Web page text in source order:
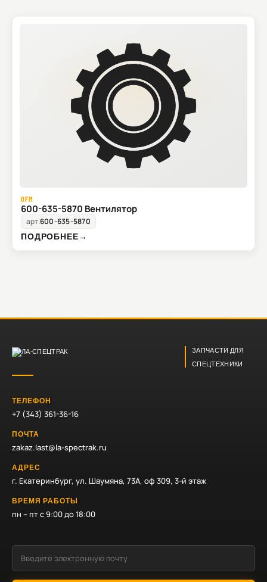
OFM
600-635-5870 Вентилятор
арт.600-635-5870
ПОДРОБНЕЕ→
ЗАПЧАСТИ ДЛЯ
СПЕЦТЕХНИКИ
ТЕЛЕФОН
+7 (343) 361-36-16
ПОЧТА
zakaz.last@la-spectrak.ru
АДРЕС
г. Екатеринбург, ул. Шаумяна, 73А, оф 309, 3-й этаж
ВРЕМЯ РАБОТЫ
пн – пт с 9:00 до 18:00